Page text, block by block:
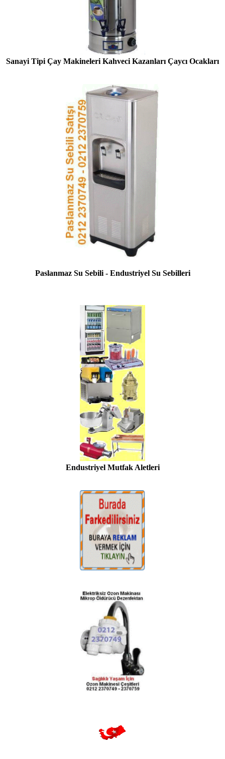
Sanayi Tipi Çay Makineleri Kahveci Kazanları Çaycı Ocakları
Paslanmaz Su Sebili - Endustriyel Su Sebilleri
Endustriyel Mutfak Aletleri